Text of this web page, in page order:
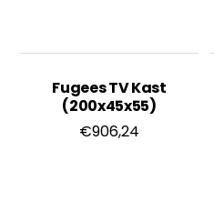
Fugees TV Kast
(200x45x55)
€906,24